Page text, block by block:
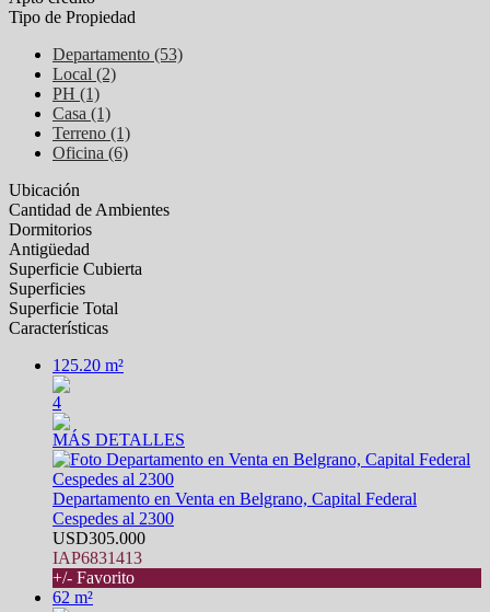
Tipo de Propiedad
Departamento (53)
Local (2)
PH (1)
Casa (1)
Terreno (1)
Oficina (6)
Ubicación
Cantidad de Ambientes
Dormitorios
Antigüedad
Superficie Cubierta
Superficies
Superficie Total
Características
125.20 m²
4
MÁS DETALLES
Departamento en Venta en Belgrano, Capital Federal
Cespedes al 2300
USD305.000
IAP6831413
+/- Favorito
62 m²